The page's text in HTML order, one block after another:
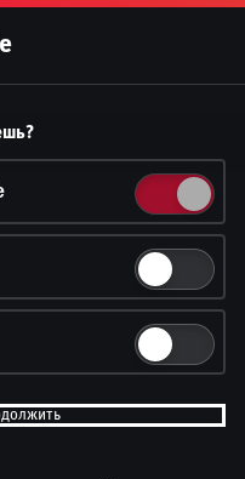
3 различных типа
отслеживающие и